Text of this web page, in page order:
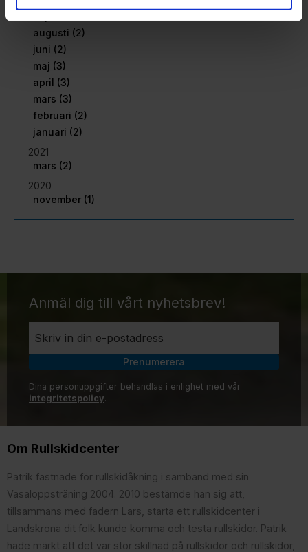
augusti (2)
juni (2)
maj (3)
april (3)
mars (3)
februari (2)
januari (2)
2021
mars (2)
2020
november (1)
Anmäl dig till vårt nyhetsbrev!
Prenumerera
Dina personuppgifter behandlas i enlighet med vår
integritetspolicy.
Om Rullskidcenter
Patrik fastnade för rullskidåkning i samband med sin
Vasaloppsträning 2004. 2010 bestämde han sig att,
tillsammans med fadern Lars, starta ett rullskidcenter i
Landskrona dit folk kunde komma och testa rullskidor. Patrik
hade märkt att det var stor skillnad på rullskidor och rullskidor,